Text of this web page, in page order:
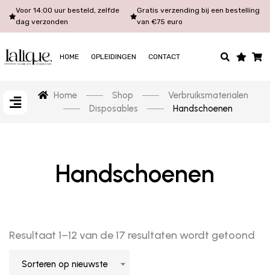
Voor 14:00 uur besteld, zelfde
dag verzonden
Gratis verzending bij een bestelling
van €75 euro
HOME OPLEIDINGEN CONTACT
Home Shop
Verbruiksmaterialen
Disposables
Handschoenen
Handschoenen
Resultaat 1–12 van de 17 resultaten wordt getoond
Sorteren op nieuwste